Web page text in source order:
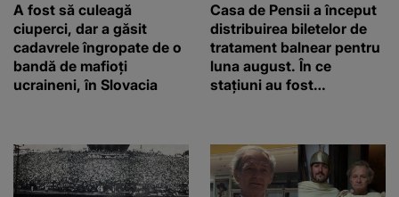
A fost să culeagă
ciuperci, dar a găsit
cadavrele îngropate de o
bandă de mafioți
ucraineni, în Slovacia
Casa de Pensii a început
distribuirea biletelor de
tratament balnear pentru
luna august. În ce
stațiuni au fost